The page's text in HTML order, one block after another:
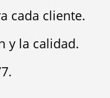
cada cliente.
y la calidad.